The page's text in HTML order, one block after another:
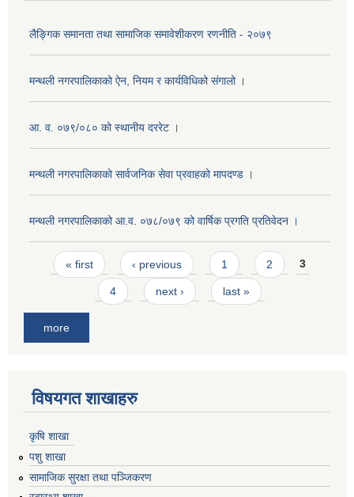
लैङ्गिक समानता तथा सामाजिक समावेशीकरण रणनीति - २०७९
मन्थली नगरपालिकाको ऐन, नियम र कार्यविधिको संगालो ।
आ. व. ०७९/०८० को स्थानीय दररेट ।
मन्थली नगरपालिकाको सार्वजनिक सेवा प्रवाहको मापदण्ड ।
मन्थली नगरपालिकाको आ.व. ०७८/०७९ को वार्षिक प्रगति प्रतिवेदन ।
Pages
« first ‹ previous 1 2 3
4 next › last »
more
विषयगत शाखाहरु
कृषि शाखा
पशु शाखा
सामाजिक सुरक्षा तथा पञ्जिकरण